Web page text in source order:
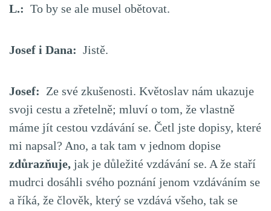
L.: To by se ale musel obětovat.
Josef i Dana: Jistě.
Josef: Ze své zkušenosti. Květoslav nám ukazuje
svoji cestu a zřetelně; mluví o tom, že vlastně
máme jít cestou vzdávání se. Četl jste dopisy, které
mi napsal? Ano, a tak tam v jednom dopise
zdůrazňuje, jak je důležité vzdávání se. A že staří
mudrci dosáhli svého poznání jenom vzdáváním se
a říká, že člověk, který se vzdává všeho, tak se